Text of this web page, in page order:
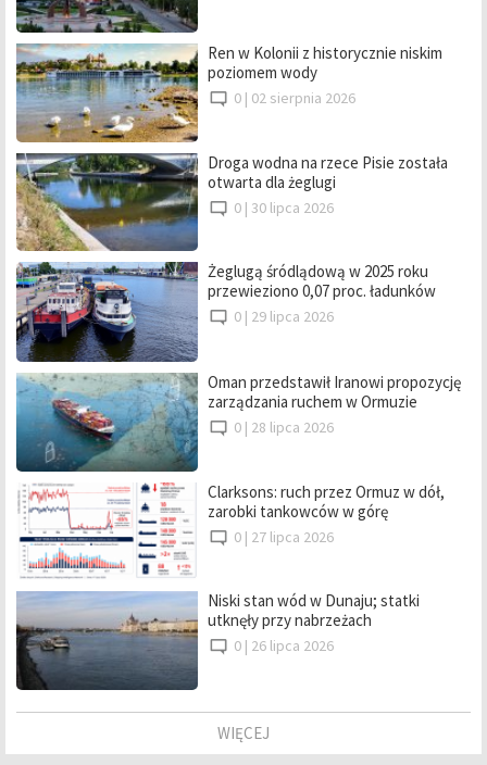
Ren w Kolonii z historycznie niskim
poziomem wody
0 | 02 sierpnia 2026
Droga wodna na rzece Pisie została
otwarta dla żeglugi
0 | 30 lipca 2026
Żeglugą śródlądową w 2025 roku
przewieziono 0,07 proc. ładunków
0 | 29 lipca 2026
Oman przedstawił Iranowi propozycję
zarządzania ruchem w Ormuzie
0 | 28 lipca 2026
Clarksons: ruch przez Ormuz w dół,
zarobki tankowców w górę
0 | 27 lipca 2026
Niski stan wód w Dunaju; statki
utknęły przy nabrzeżach
0 | 26 lipca 2026
WIĘCEJ